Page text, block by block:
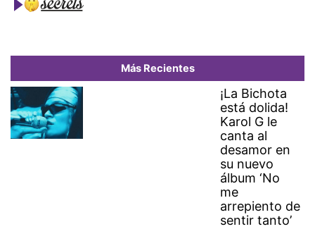
Más Recientes
¡La Bichota
está dolida!
Karol G le
canta al
desamor en
su nuevo
álbum ‘No
me
arrepiento de
sentir tanto’